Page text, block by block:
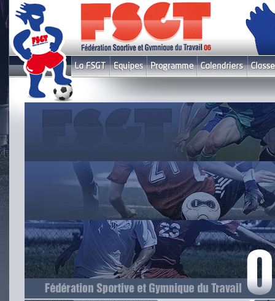
Le fil infos